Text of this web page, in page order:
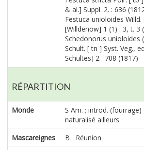
& al.] Suppl. 2. : 636
Festuca unioloides
[Willdenow] 1 (1) : 3, t. 3
Schedonorus unioloides
Schult. [ tn ] Syst. Veg.,
Schultes] 2 : 708 (1817)
RÉPARTITION
Monde
S Am. ; introd.
naturalisé ailleurs
Mascareignes
B Réunion